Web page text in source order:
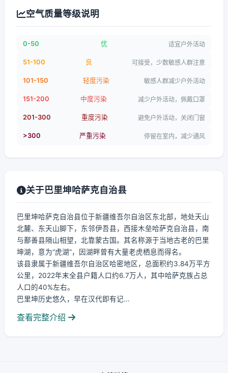
空气质量等级说明
0-50 优 适宜户外活动
51-100 良 可接受，少数敏感人群注意
101-150 轻度污染 敏感人群减少户外活动
151-200 中度污染 减少户外活动，佩戴口罩
201-300 重度污染 避免户外活动，关闭门窗
>300 严重污染 停留在室内，减少通风
关于巴里坤哈萨克自治县
巴里坤哈萨克自治县位于新疆维吾尔自治区东北部，地处天山
北麓、东天山脚下，东邻伊吾县，西接木垒哈萨克自治县，南
与鄯善县隔山相望，北靠蒙古国。其名称源于当地古老的巴里
坤湖，意为“虎湖”，因湖畔曾有大量老虎栖息而得名。
该县隶属于新疆维吾尔自治区哈密地区，总面积约3.84万平方
公里，2022年末全县户籍人口约6.7万人，其中哈萨克族占总
人口的40%左右。
巴里坤历史悠久，早在汉代即有记...
查看完整介绍